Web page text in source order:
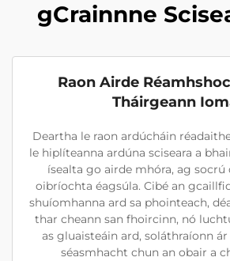
gCrainnne
Raon Airde
Tháirgeann
Deartha le raon ardúcháin
le hiplíteanna ardúna sciseara a
ísealta go airde mhóra, ag socrú
oibríochta éagsúla. Cibé an
shuíomhanna ard sa phointeach,
thar cheann san fhoircinn, nó
as gluaisteáin ard, soláthraíonn
séasmhacht chun an obair a